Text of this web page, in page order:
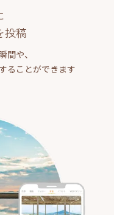
投稿
間や、
ることができます